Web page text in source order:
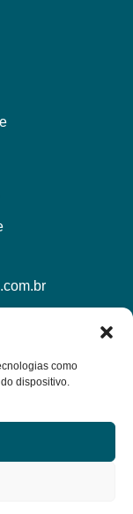
como
dispositivo.
77